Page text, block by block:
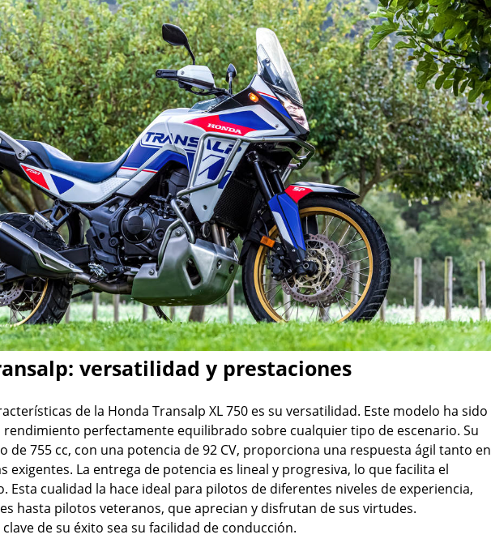
versatilidad y prestaciones
de la Honda Transalp XL 750 es su versatilidad. Este modelo ha sido
perfectamente equilibrado sobre cualquier tipo de escenario. Su
755 cc, con una potencia de 92 CV, proporciona una respuesta ágil tanto en
exigentes. La entrega de potencia es lineal y progresiva, lo que facilita el
cualidad la hace ideal para pilotos de diferentes niveles de experiencia,
hasta pilotos veteranos, que aprecian y disfrutan de sus virtudes.
de su éxito sea su facilidad de conducción.